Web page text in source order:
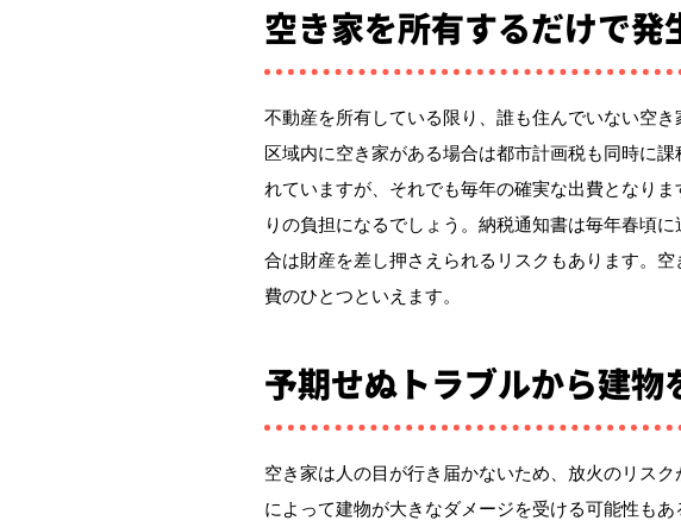
空き家を所有するだけで
不動産を所有している限り、誰も住んでいない空
区域内に空き家がある場合は都市計画税も同時に
れていますが、それでも毎年の確実な出費となり
りの負担になるでしょう。納税通知書は毎年春頃
合は財産を差し押さえられるリスクもあります。
費のひとつといえます。
予期せぬトラブルから建
空き家は人の目が行き届かないため、放火のリス
によって建物が大きなダメージを受ける可能性も